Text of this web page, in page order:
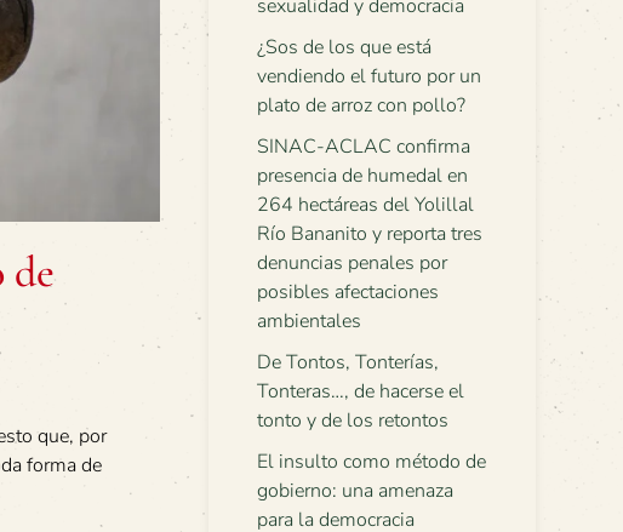
de
que, por
forma de
sexualidad y democracia
¿Sos de los que está
vendiendo el futuro por un
plato de arroz con pollo?
SINAC-ACLAC confirma
presencia de humedal en
264 hectáreas del Yolillal
Río Bananito y reporta tres
denuncias penales por
posibles afectaciones
ambientales
De Tontos, Tonterías,
Tonteras…, de hacerse el
tonto y de los retontos
El insulto como método de
gobierno: una amenaza
para la democracia